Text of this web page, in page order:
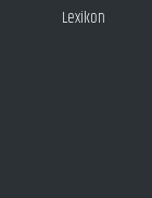
Lexikon